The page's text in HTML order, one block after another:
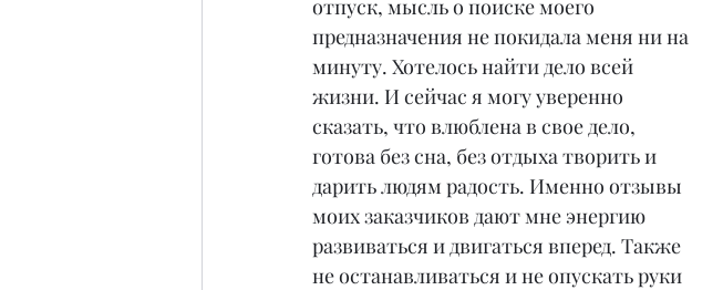
отпуск, мысль о поиске моего
предназначения не покидала меня ни на
минуту. Хотелось найти дело всей
жизни. И сейчас я могу уверенно
сказать, что влюблена в свое дело,
готова без сна, без отдыха творить и
дарить людям радость. Именно отзывы
моих заказчиков дают мне энергию
развиваться и двигаться вперед. Также
не останавливаться и не опускать руки